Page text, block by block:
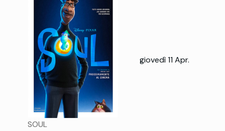
SOUL
giovedì 11 Apr.